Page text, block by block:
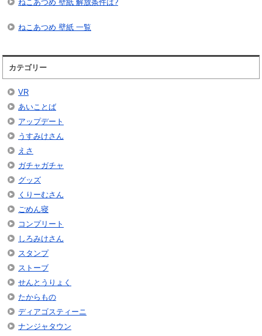
ねこあつめ 壁紙 解放条件は?
ねこあつめ 壁紙 一覧
カテゴリー
VR
あいことば
アップデート
うすみけさん
えさ
ガチャガチャ
グッズ
くりーむさん
ごめん寝
コンプリート
しろみけさん
スタンプ
ストーブ
せんとうりょく
たからもの
ディアゴスティーニ
ナンジャタウン